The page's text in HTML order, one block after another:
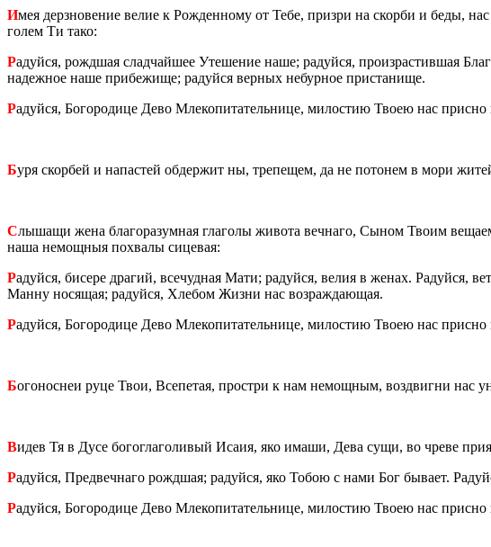
Имея дерз­но­ве­ние велие к Рож­ден­но­му от Тебе, при­з­ри на скор­би и беды,
го­лем Ти тако:
Радуй­ся, рожд­шая слад­чай­шее Уте­ше­ние наше; ра­дуй­ся, про­из­рас­тив­шая
на­деж­ное наше при­бе­жи­ще; ра­дуй­ся вер­ных небур­ное при­ста­ни­ще.
Радуй­ся, Бо­го­ро­ди­це Дево Мле­ко­пи­та­тель­ни­це, ми­ло­стию Твоею нас
Буря скор­бей и на­па­стей об­дер­жит ны, тре­пе­щем, да не по­то­нем в мори
Слы­ша­щи жена бла­го­ра­зум­ная гла­го­лы жи­во­та веч­на­го, Сыном Твоим
наша немощ­ныя по­хва­лы си­це­вая:
Радуй­ся, би­се­ре дра­гий, все­чуд­ная Мати; ра­дуй­ся, велия в женах. Ра­дуй­ся,
Манну но­ся­щая; ра­дуй­ся, Хле­бом Жизни нас воз­раж­да­ю­щая.
Радуй­ся, Бо­го­ро­ди­це Дево Мле­ко­пи­та­тель­ни­це, ми­ло­стию Твоею нас
Бого­нос­неи руце Твои, Все­пе­тая, про­стри к нам немощ­ным, воз­двиг­ни
Видев Тя в Дусе бо­го­гла­го­ли­вый Исаия, яко имаши, Дева сущи, во чреве
Радуй­ся, Пред­веч­на­го рожд­шая; ра­дуй­ся, яко Тобою с нами Бог бы­ва­ет.
Радуй­ся, Бо­го­ро­ди­це Дево Мле­ко­пи­та­тель­ни­це, ми­ло­стию Твоею нас